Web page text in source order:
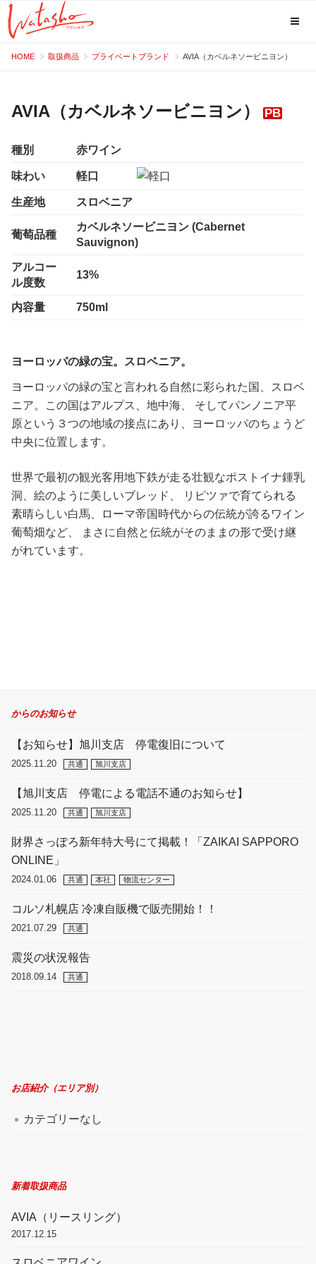
HOME 取扱商品 プライベートブランド AVIA（カベルネソービニヨン）
AVIA（カベルネソービニヨン）
種別 赤ワイン
味わい 軽口
生産地 スロベニア
葡萄品種
カベルネソービニヨン (Cabernet
Sauvignon)
アルコー
ル度数
13%
内容量 750ml
ヨーロッパの緑の宝。スロベニア。
ヨーロッパの緑の宝と言われる自然に彩られた国、スロベ
ニア。この国はアルプス、地中海、 そしてパンノニア平
原という３つの地域の接点にあり、ヨーロッパのちょうど
中央に位置します。
世界で最初の観光客用地下鉄が走る壮観なポストイナ鍾乳
洞、絵のように美しいブレッド、 リピツァで育てられる
素晴らしい白馬、ローマ帝国時代からの伝統が誇るワイン
葡萄畑など、 まさに自然と伝統がそのままの形で受け継
がれています。
からのお知らせ
【お知らせ】旭川支店 停電復旧について
2025.11.20 共通 旭川支店
【旭川支店 停電による電話不通のお知らせ】
2025.11.20 共通 旭川支店
財界さっぽろ新年特大号にて掲載！「ZAIKAI SAPPORO
ONLINE」
2024.01.06 共通 本社 物流センター
コルソ札幌店 冷凍自販機で販売開始！！
2021.07.29 共通
震災の状況報告
2018.09.14 共通
お店紹介（エリア別）
カテゴリーなし
新着取扱商品
AVIA（リースリング）
2017.12.15